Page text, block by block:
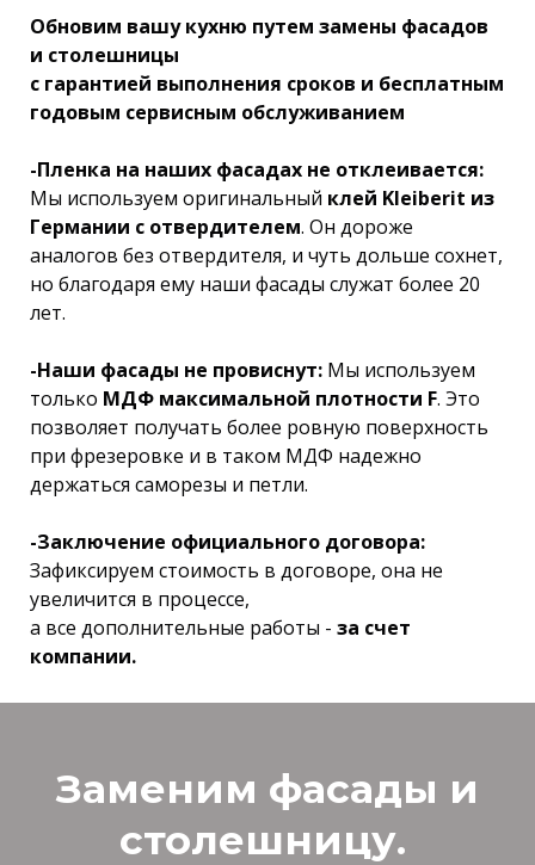
Обновим вашу кухню путем замены фасадов
и столешницы
с гарантией выполнения сроков и бесплатным
годовым сервисным обслуживанием
-Пленка на наших фасадах не отклеивается:
Мы используем оригинальный клей Kleiberit из
Германии с отвердителем. Он дороже
аналогов без отвердителя, и чуть дольше сохнет,
но благодаря ему наши фасады служат более 20
лет.
-Наши фасады не провиснут: Мы используем
только МДФ максимальной плотности F. Это
позволяет получать более ровную поверхность
при фрезеровке и в таком МДФ надежно
держаться саморезы и петли.
-Заключение официального договора:
Зафиксируем стоимость в договоре, она не
увеличится в процессе,
а все дополнительные работы - за счет
компании.
Заменим фасады и
столешницу.